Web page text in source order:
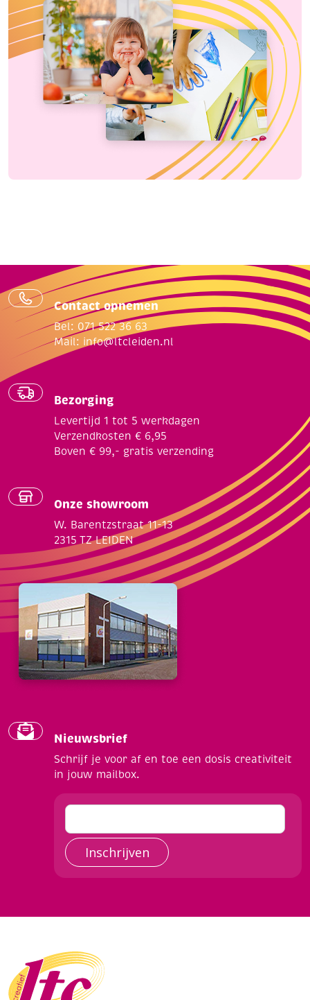
Contact opnemen
Bel: 071 522 36 63
Mail: info@ltcleiden.nl
Bezorging
Levertijd 1 tot 5 werkdagen
Verzendkosten € 6,95
Boven € 99,- gratis verzending
Onze showroom
W. Barentzstraat 11-13
2315 TZ LEIDEN
Nieuwsbrief
Schrijf je voor af en toe een dosis creativiteit
in jouw mailbox.
Inschrijven